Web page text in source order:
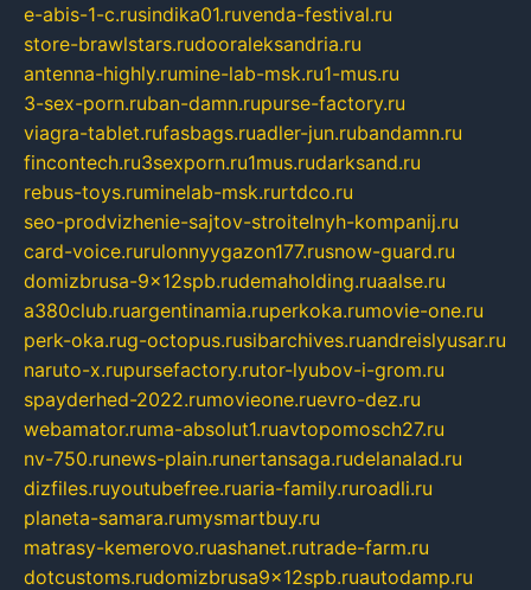
e-abis-1-c.rusindika01.ruvenda-festival.ru
store-brawlstars.rudooraleksandria.ru
antenna-highly.rumine-lab-msk.ru1-mus.ru
3-sex-porn.ruban-damn.rupurse-factory.ru
viagra-tablet.rufasbags.ruadler-jun.rubandamn.ru
fincontech.ru3sexporn.ru1mus.rudarksand.ru
rebus-toys.ruminelab-msk.rurtdco.ru
seo-prodvizhenie-sajtov-stroitelnyh-kompanij.ru
card-voice.rurulonnyygazon177.rusnow-guard.ru
domizbrusa-9x12spb.rudemaholding.ruaalse.ru
a380club.ruargentinamia.ruperkoka.rumovie-one.ru
perk-oka.rug-octopus.rusibarchives.ruandreislyusar.ru
naruto-x.rupursefactory.rutor-lyubov-i-grom.ru
spayderhed-2022.rumovieone.ruevro-dez.ru
webamator.ruma-absolut1.ruavtopomosch27.ru
nv-750.runews-plain.runertansaga.rudelanalad.ru
dizfiles.ruyoutubefree.ruaria-family.ruroadli.ru
planeta-samara.rumysmartbuy.ru
matrasy-kemerovo.ruashanet.rutrade-farm.ru
dotcustoms.rudomizbrusa9x12spb.ruautodamp.ru